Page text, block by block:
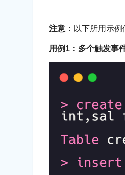
注意： 以下所用示例
用例1：多个触发事